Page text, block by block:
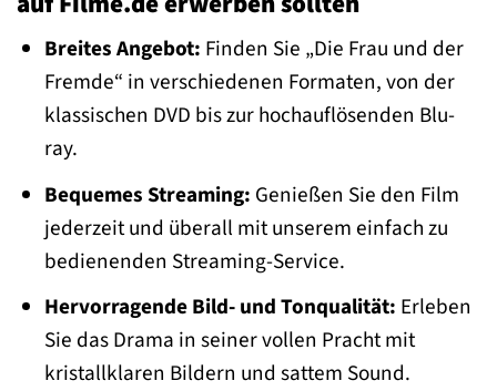
Breites Angebot: Finden Sie „Die Frau und der
Fremde“ in verschiedenen Formaten, von der
klassischen DVD bis zur hochauflösenden Blu-
ray.
Bequemes Streaming: Genießen Sie den Film
jederzeit und überall mit unserem einfach zu
bedienenden Streaming-Service.
Hervorragende Bild- und Tonqualität: Erleben
Sie das Drama in seiner vollen Pracht mit
kristallklaren Bildern und sattem Sound.